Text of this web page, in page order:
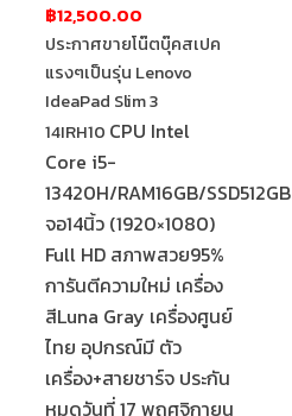
฿12,500.00
ประกาศขายโน๊ตบุ๊คสเปค
แรงๆเป็นรุ่น Lenovo
IdeaPad Slim 3
14IRH10 CPU Intel
Core i5-
13420H/RAM16GB/SSD512GB
จอ14นิ้ว (1920×1080)
Full HD สภาพสวย95%
การันตีความใหม่ เครื่อง
สีLuna Gray เครื่องศูนย์
ไทย อุปกรณ์มี ตัว
เครื่อง+สายชาร์จ ประกัน
หมดวันที่ 17 พฤศจิกายน